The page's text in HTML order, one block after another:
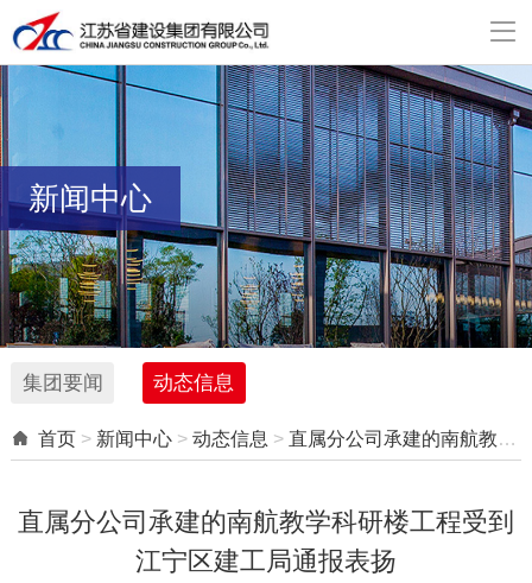

新闻中心
集团要闻 动态信息
 首页 > 新闻中心 >动态信息 >直属分公司承建的南航教学科研楼工程受到江宁区建工局通报表扬
直属分公司承建的南航教学科研楼工程受到
江宁区建工局通报表扬